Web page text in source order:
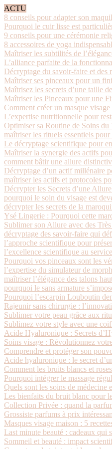
ACTU
8 conseils pour adapter son
Pourquoi le cuir lisse est
9 conseils pour une cérémonie
8 accessoires de yoga
Maîtriser les subtilités de
L’alliance parfaite de la
Décryptage du savoir-faire et des
Maîtriser ses pinceaux pour un
Maîtrisez les secrets d’une taille
Maîtriser les Pinceaux pour une
Comment créer un masque
L’expertise nutritionnelle pour
Optimiser sa Routine de Soins
maîtriser les rituels essentiels
Le décryptage scientifique pour
Maîtriser la synergie des actifs
comment bâtir une allure
Décryptage d’un actif millénaire
maîtriser les actifs et protocoles
Décrypter les Secrets d’une
pourquoi le soin du visage est
décrypter les secrets de la
Ysé Lingerie : Pourquoi cette
Sublimer son Allure avec des
décryptage des savoir-faire qui
l’approche scientifique pour
l’excellence scientifique au
Pourquoi vos pinceaux sont les
l’expertise du simulateur de
maîtriser l’élégance des talons
pourquoi le sans armature
Pourquoi l’escarpin Louboutin
Rajeunir sans chirurgie :
Sublimer votre peau grâce aux
Sublimez votre style avec une
Acide Hyaluronique : Secrets
Soins visage : Révolutionnez
Comprendre et protéger son
Acide hyaluronique : le secret
Comment les bruits blancs et
Pourquoi intégrer le massage
Quels sont les soins de médecine
Les bienfaits du bruit blanc pour
Collection Privée : quand la
Grossiste parfums à prix
Masques visage maison : 5
Last minute beauté : cadeaux qui
Sommeil et beauté : impact